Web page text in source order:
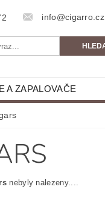
info@cigarro.cz
A ZAPALOVAČE
nebyly nalezeny....